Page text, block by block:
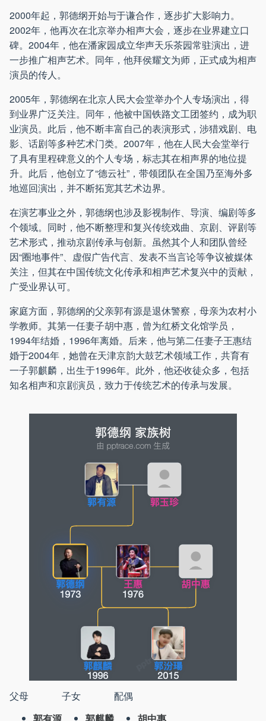
2000年起，郭德纲开始与于谦合作，逐步扩大影响力。
2002年，他再次在北京举办相声大会，逐步在业界建立口
碑。2004年，他在潘家园成立华声天乐茶园常驻演出，进
一步推广相声艺术。同年，他拜侯耀文为师，正式成为相声
演员的传人。
2005年，郭德纲在北京人民大会堂举办个人专场演出，得
到业界广泛关注。同年，他被中国铁路文工团签约，成为职
业演员。此后，他不断丰富自己的表演形式，涉猎戏剧、电
影、话剧等多种艺术门类。2007年，他在人民大会堂举行
了具有里程碑意义的个人专场，标志其在相声界的地位提
升。此后，他创立了“德云社”，带领团队在全国乃至海外多
地巡回演出，并不断拓宽其艺术边界。
在演艺事业之外，郭德纲也涉及影视制作、导演、编剧等多
个领域。同时，他不断整理和复兴传统戏曲、京剧、评剧等
艺术形式，推动京剧传承与创新。虽然其个人和团队曾经
因“圈地事件”、虚假广告代言、发表不当言论等争议被媒体
关注，但其在中国传统文化传承和相声艺术复兴中的贡献，
广受业界认可。
家庭方面，郭德纲的父亲郭有源是退休警察，母亲为农村小
学教师。其第一任妻子胡中惠，曾为红桥文化馆学员，
1994年结婚，1996年离婚。后来，他与第二任妻子王惠结
婚于2004年，她曾在天津京韵大鼓艺术领域工作，共育有
一子郭麒麟，出生于1996年。此外，他还收徒众多，包括
知名相声和京剧演员，致力于传统艺术的传承与发展。
父母
子女
配偶